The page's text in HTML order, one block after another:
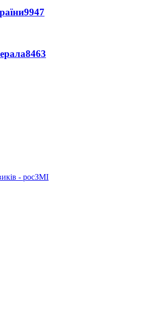
9947
8463
- росЗМІ